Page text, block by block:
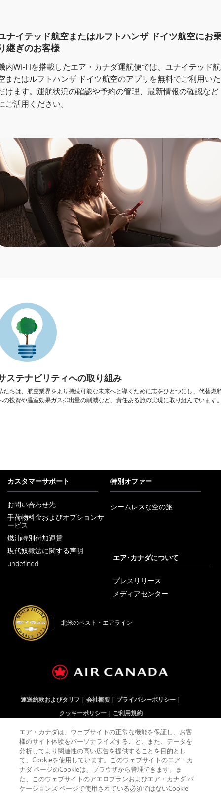
ナイテッド航空またはルフトハンザ ドイツ航空にお
継ぎのお客様
内Wi-Fiを搭載したエア・カナダ運航便では、ユナイテッド航
またはルフトハンザ ドイツ航空のアプリを無料でご利用いた
けます。運航状況の確認や予約の管理、最新情報の確認など
ご活用ください。
ステナビリティへの取り組み
たちは、航空業界をより持続可能な未来へと導くために志をひとつにし、代替燃
の投資や温室効果ガス排出量の削減など、責任ある旅の実現に取り組んでいます
カスタマーサポート
お問い合わせ先
新しいウィンドウで開く
手荷物料金およびオプションサ
ービス
燃油特別付加運賃
現代奴隷法に関する声明
新しいウィンドウで開く
undefined
特別オファー
シームレスな空の旅
エア･カナダについて
プレスリリース
メディアセンター
北米のベスト・エアライン
運送約款およびタリフ 会社概要
プライバシーポリシー
クッキーポリシー
ご利用規約
Facebook (Opens in New Window)
新しいウィンドウで開く
アクセシビリティガイドラインや言語義務を満たしてい
Twitter (Opens in New Window)
新しいウィンドウで開く
アクセシビリティガイドラインや言語義務
YouTube (Opens in New Window)
新しいウィンドウで開く
アクセシビリティガイドライン
RSS Feeds (Opens in New
新しいウィンドウで開く
アクセシビリティ
エア・カナダは、ウェブサイトの正常な機能を保証し、お客
様のサイト体験をパーソナライズすること、また、データを
分析してより関連性の高い広告を提供することを目的とし
て、Cookieを使用しています。このウェブサイトのエア・カ
ナダ ページのCookieは、ブラウザから管理できます。ま
た、このウェブサイトのアエロプランおよびエア・カナダ バ
ケーションズ ページで使用されている必須ではないCookie